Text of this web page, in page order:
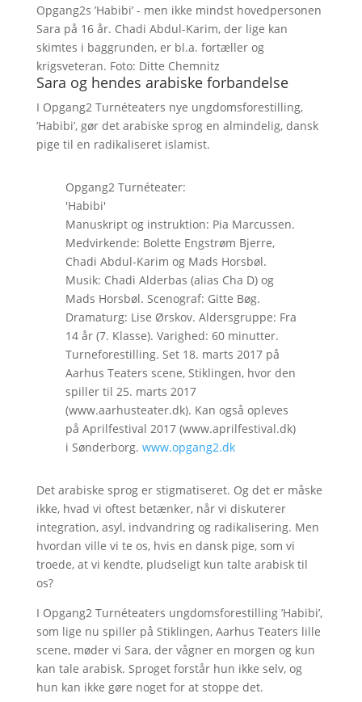
Opgang2s ’Habibi’ - men ikke mindst hovedpersonen
Sara på 16 år. Chadi Abdul-Karim, der lige kan
skimtes i baggrunden, er bl.a. fortæller og
krigsveteran. Foto: Ditte Chemnitz
Sara og hendes arabiske forbandelse
I Opgang2 Turnéteaters nye ungdomsforestilling,
’Habibi’, gør det arabiske sprog en almindelig, dansk
pige til en radikaliseret islamist.
Opgang2 Turnéteater:
'Habibi'
Manuskript og instruktion: Pia Marcussen.
Medvirkende: Bolette Engstrøm Bjerre,
Chadi Abdul-Karim og Mads Horsbøl.
Musik: Chadi Alderbas (alias Cha D) og
Mads Horsbøl. Scenograf: Gitte Bøg.
Dramaturg: Lise Ørskov. Aldersgruppe: Fra
14 år (7. Klasse). Varighed: 60 minutter.
Turneforestilling. Set 18. marts 2017 på
Aarhus Teaters scene, Stiklingen, hvor den
spiller til 25. marts 2017
(www.aarhusteater.dk). Kan også opleves
på Aprilfestival 2017 (www.aprilfestival.dk)
i Sønderborg. www.opgang2.dk
Det arabiske sprog er stigmatiseret. Og det er måske
ikke, hvad vi oftest betænker, når vi diskuterer
integration, asyl, indvandring og radikalisering. Men
hvordan ville vi te os, hvis en dansk pige, som vi
troede, at vi kendte, pludseligt kun talte arabisk til
os?
I Opgang2 Turnéteaters ungdomsforestilling ’Habibi’,
som lige nu spiller på Stiklingen, Aarhus Teaters lille
scene, møder vi Sara, der vågner en morgen og kun
kan tale arabisk. Sproget forstår hun ikke selv, og
hun kan ikke gøre noget for at stoppe det.